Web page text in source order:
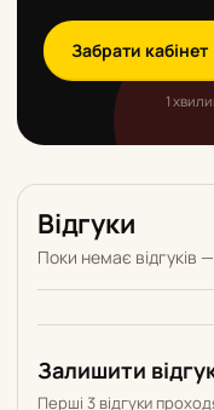
Забрати
1
Відгуки
Поки немає відгуків
Залишити
Перші 3 відгуки